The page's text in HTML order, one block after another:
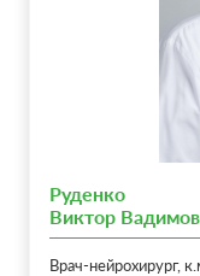
месте перелома
лордоза (провалу
КАК С
Есть только один
осложнений:
Руденко
Виктор
Врач-нейрохирург,